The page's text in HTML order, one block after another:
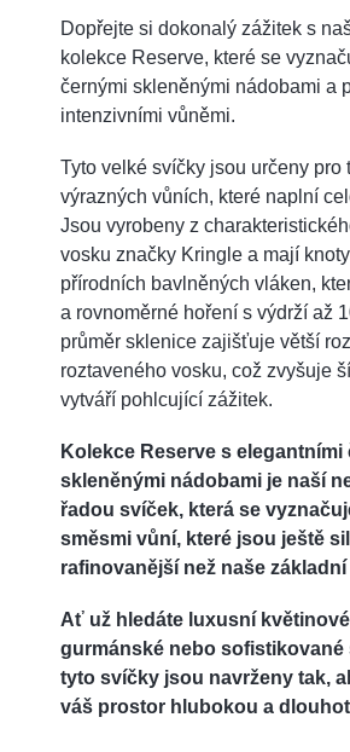
Dopřejte si dokonalý zážitek s
kolekce Reserve, které se
černými skleněnými nádobami a
intenzivními vůněmi.
Tyto velké svíčky jsou určeny pro
výrazných vůních, které naplní
Jsou vyrobeny z
vosku značky Kringle a mají
přírodních bavlněných vláken,
a rovnoměrné hoření s výdrží až
průměr sklenice zajišťuje větší
roztaveného vosku, což zvyšuje
vytváří pohlcující zážitek.
Kolekce Reserve s elegantními
skleněnými nádobami je naší
řadou svíček, která se
směsmi vůní, které jsou ještě
rafinovanější než naše
Ať už hledáte luxusní
gurmánské nebo sofistikované
tyto svíčky jsou navrženy tak,
váš prostor hlubokou a